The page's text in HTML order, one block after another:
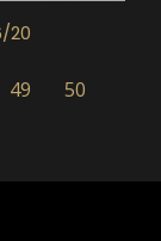
20
49
50